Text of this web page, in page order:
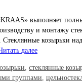
выполняет полный
и монтажу
козырьки
далее
стеклянные
группами